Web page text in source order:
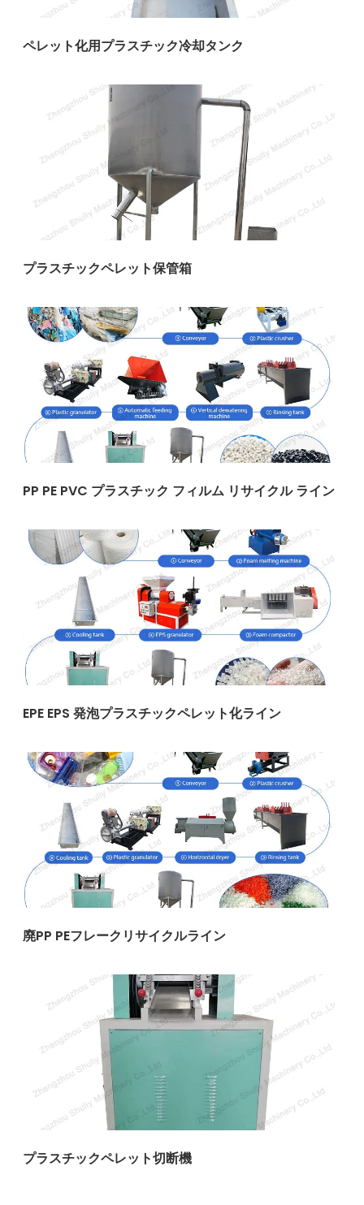
ペレット化用プラスチック冷却タンク
プラスチックペレット保管箱
PP PE PVC プラスチック フィルム リサイクル ライン
EPE EPS 発泡プラスチックペレット化ライン
廃PP PEフレークリサイクルライン
プラスチックペレット切断機